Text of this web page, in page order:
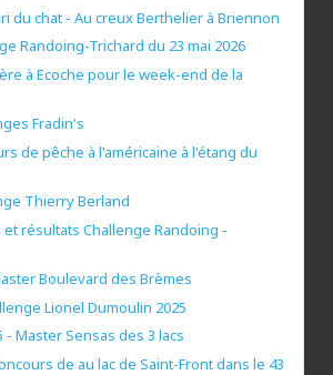
du chat - Au creux Berthelier à Briennon
Randoing-Trichard du 23 mai 2026
à Ecoche pour le week-end de la
Fradin's
de pêche à l'américaine à l'étang du
Thierry Berland
et résultats Challenge Randoing -
Boulevard des Brèmes
Lionel Dumoulin 2025
- Master Sensas des 3 lacs
de au lac de Saint-Front dans le 43